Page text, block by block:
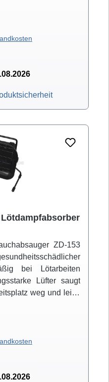
Filter nach
ZD-153
bei Lötarbeiten
Lüfter saugt
weg und leitet
Filter nach